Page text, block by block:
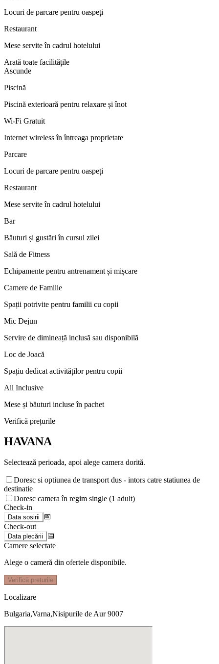
Locuri de parcare pentru oaspeți
Restaurant
Mese servite în cadrul hotelului
Arată toate facilitățile
Ascunde
Piscină
Piscină exterioară pentru relaxare și înot
Wi-Fi Gratuit
Internet wireless în întreaga proprietate
Parcare
Locuri de parcare pentru oaspeți
Restaurant
Mese servite în cadrul hotelului
Bar
Băuturi și gustări în cursul zilei
Sală de Fitness
Echipamente pentru antrenament și mișcare
Camere de Familie
Spații potrivite pentru familii cu copii
Mic Dejun
Servire de dimineață inclusă sau disponibilă
Loc de Joacă
Spațiu dedicat activităților pentru copii
All Inclusive
Mese și băuturi incluse în pachet
Verifică prețurile
HAVANA
Selectează perioada, apoi alege camera dorită.
Doresc si optiunea de transport dus - intors catre statiunea de
destinatie
Doresc camera în regim single (1 adult)
Check-in
Data sosirii
📅
Check-out
Data plecării
📅
Camere selectate
Alege o cameră din ofertele disponibile.
Verifică prețurile
Localizare
Bulgaria,Varna,Nisipurile de Aur 9007